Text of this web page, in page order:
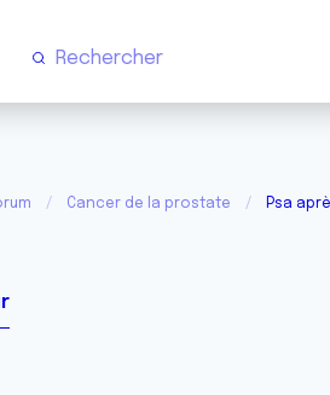
Cancer de la prostate Psa